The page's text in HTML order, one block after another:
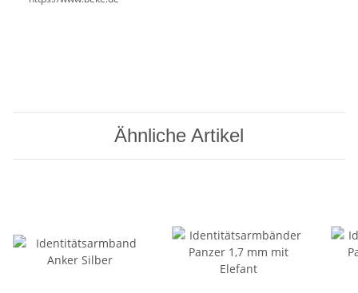
Ähnliche Artikel